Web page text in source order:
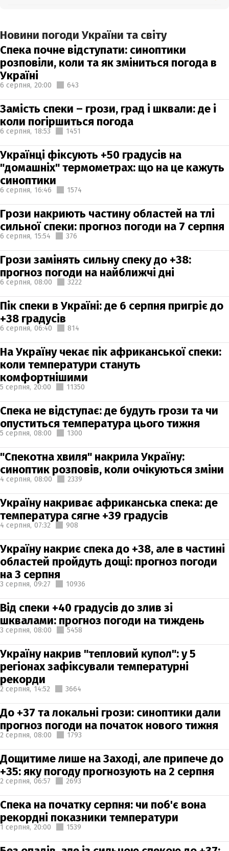
Новини погоди України та світу
Спека почне відступати: синоптики
розповіли, коли та як зміниться погода в
Україні
6 серпня, 20:00 643
Замість спеки – грози, град і шквали: де і
коли погіршиться погода
6 серпня, 18:53 1451
Українці фіксують +50 градусів на
"домашніх" термометрах: що на це кажуть
синоптики
6 серпня, 16:46 1574
Грози накриють частину областей на тлі
сильної спеки: прогноз погоди на 7 серпня
6 серпня, 15:54 376
Грози замінять сильну спеку до +38:
прогноз погоди на найближчі дні
6 серпня, 08:00 3222
Пік спеки в Україні: де 6 серпня пригріє до
+38 градусів
6 серпня, 06:40 814
На Україну чекає пік африканської спеки:
коли температури стануть
комфортнішими
5 серпня, 20:00 11350
Спека не відступає: де будуть грози та чи
опуститься температура цього тижня
5 серпня, 08:00 1300
"Спекотна хвиля" накрила Україну:
синоптик розповів, коли очікуються зміни
4 серпня, 08:00 2339
Україну накриває африканська спека: де
температура сягне +39 градусів
4 серпня, 07:32 908
Україну накриє спека до +38, але в частині
областей пройдуть дощі: прогноз погоди
на 3 серпня
3 серпня, 09:27 10936
Від спеки +40 градусів до злив зі
шквалами: прогноз погоди на тиждень
3 серпня, 08:00 5458
Україну накрив "тепловий купол": у 5
регіонах зафіксували температурні
рекорди
2 серпня, 14:52 3664
До +37 та локальні грози: синоптики дали
прогноз погоди на початок нового тижня
2 серпня, 08:00 1793
Дощитиме лише на Заході, але припече до
+35: яку погоду прогнозують на 2 серпня
2 серпня, 06:57 2693
Спека на початку серпня: чи поб'є вона
рекордні показники температури
1 серпня, 20:00 1539